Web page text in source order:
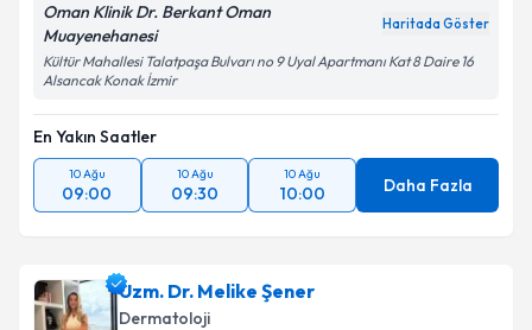
Oman Klinik Dr. Berkant Oman
Muayenehanesi
Haritada Göster
Kültür Mahallesi Talatpaşa Bulvarı no 9 Uyal Apartmanı Kat 8 Daire 16
Alsancak Konak İzmir
En Yakın Saatler
10 Ağu
09:00
10 Ağu
09:30
10 Ağu
10:00 Daha Fazla
Uzm. Dr. Melike Şener
Dermatoloji